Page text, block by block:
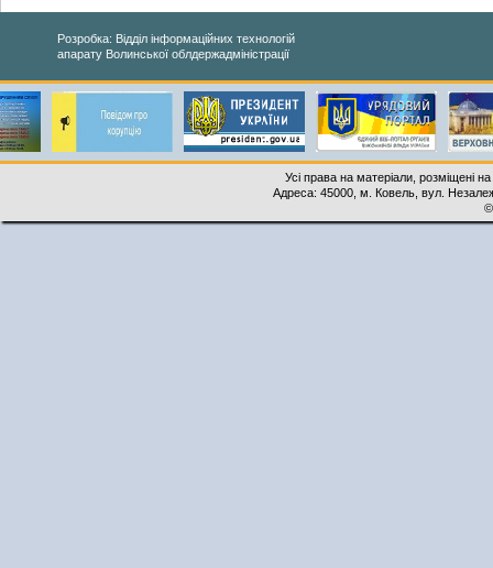
Розробка: Відділ інформаційних технологій
апарату Волинської облдержадміністрації
Усі права на матеріали, розміщені
Адреса: 45000, м. Ковель, вул.